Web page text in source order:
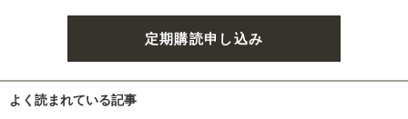
定期購読申し込み
よく読まれている記事